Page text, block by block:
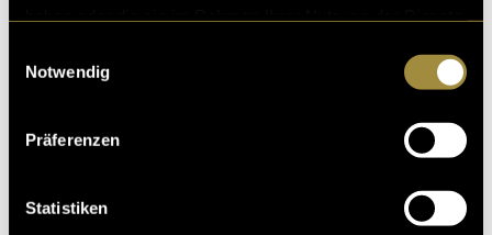
Notwendig
Präferenzen
Statistiken
Pre Drop Clips:
Instagram Reel 1
Instagram Reel 4